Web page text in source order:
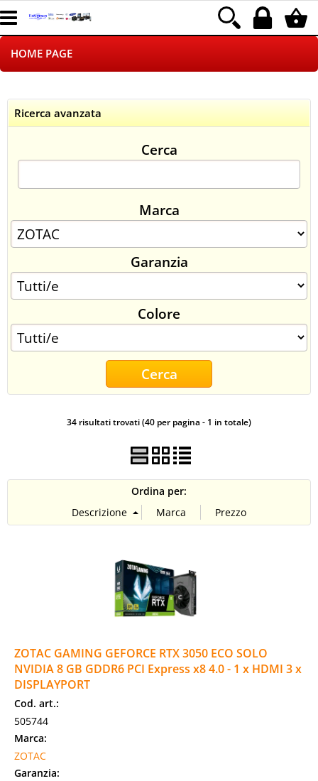
HOME PAGE
LOGISTICA
NEGOZI ON LINE
SINCRONIZZATI CON NOI
SPEDIZIONI
CONTATTI
Ricerca avanzata
Cerca
Marca
Garanzia
Colore
34 risultati trovati (40 per pagina - 1 in totale)
Ordina per:
ZOTAC GAMING GEFORCE RTX 3050 ECO SOLO
NVIDIA 8 GB GDDR6 PCI Express x8 4.0 - 1 x HDMI 3 x
DISPLAYPORT
Cod. art.:
505744
Marca:
ZOTAC
Garanzia: